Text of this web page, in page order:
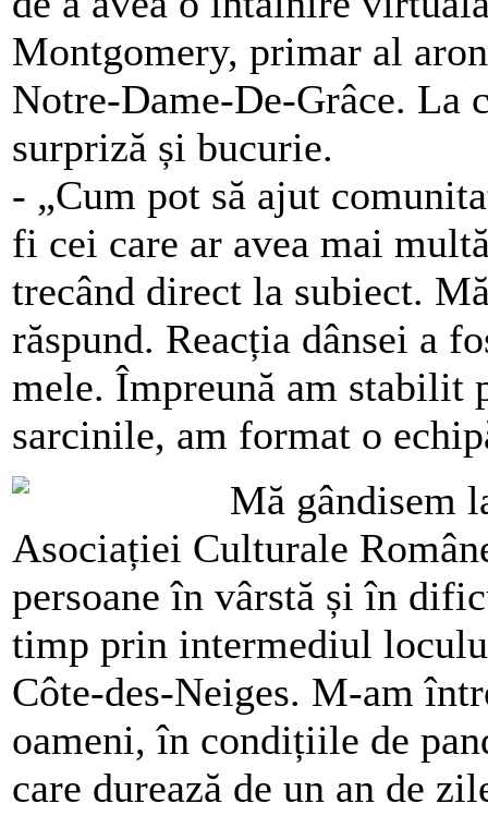
Montgomery, primar al
Notre-Dame-De-Grâce. La
surpriză și bucurie.
- „Cum pot să ajut
fi cei care ar avea mai
trecând direct la subiect.
răspund. Reacția dânsei a
mele. Împreună am stabilit
sarcinile, am format o
Mă gândisem
Asociației Culturale
persoane în vârstă și în
timp prin intermediul
Côte-des-Neiges. M-am
oameni, în condițiile de
care durează de un an de